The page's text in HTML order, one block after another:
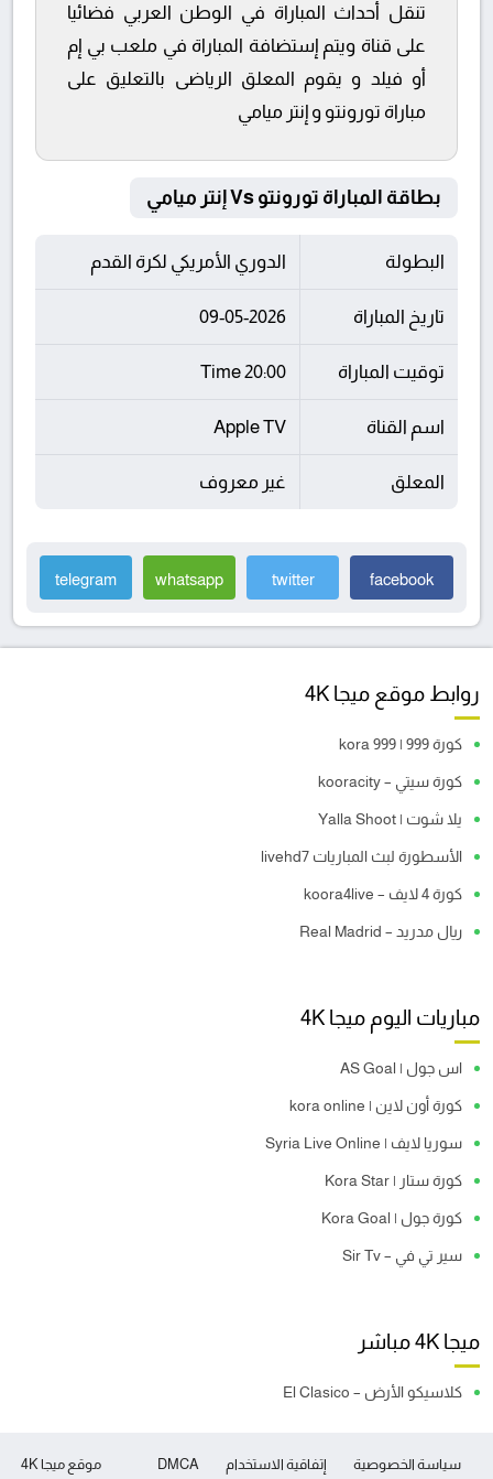
تنقل أحداث المباراة في الوطن العربي فضائيا
على قناة ويتم إستضافة المباراة في ملعب بي إم
أو فيلد و يقوم المعلق الرياضى بالتعليق على
مباراة تورونتو و إنتر ميامي
بطاقة المباراة تورونتو Vs إنتر ميامي
البطولة الدوري الأمريكي لكرة القدم
تاريخ المباراة 09-05-2026
توقيت المباراة 20:00 Time
اسم القناة Apple TV
المعلق غير معروف
facebook
twitter
whatsapp
telegram
روابط موقع ميجا 4K
كورة 999 | kora 999
كورة سيتي – kooracity
يلا شوت | Yalla Shoot
الأسطورة لبث المباريات livehd7
كورة 4 لايف – koora4live
ريال مدريد – Real Madrid
مباريات اليوم ميجا 4K
اس جول | AS Goal
كورة أون لاين | kora online
سوريا لايف | Syria Live Online
كورة ستار | Kora Star
كورة جول | Kora Goal
سير تي في – Sir Tv
ميجا 4K مباشر
كلاسيكو الأرض – El Clasico
موقع ميجا 4K سياسة الخصوصية إتفاقية الاستخدام DMCA